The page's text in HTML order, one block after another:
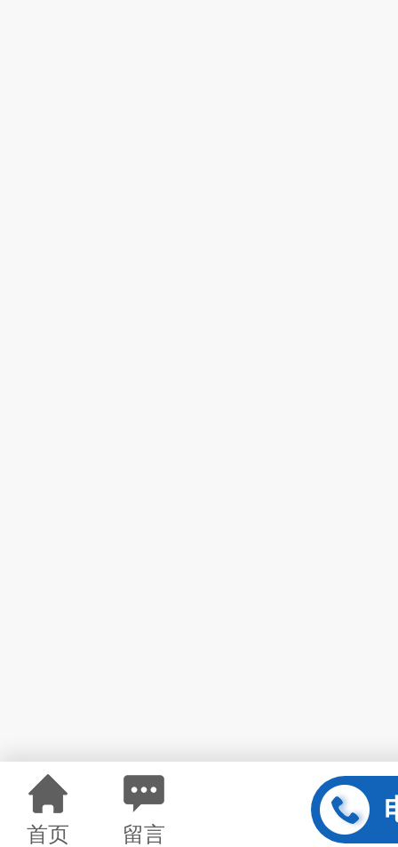
首页 留言